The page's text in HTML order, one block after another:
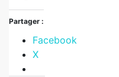
Partager :
Facebook
X